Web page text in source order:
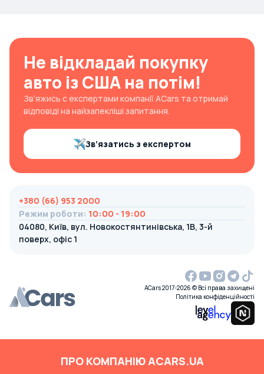
Не відкладай покупку
авто із США на потім!
Зв’яжись с експертами компанії ACars та отримай
відповіді на найзапекліші запитання.
Зв’язатись з експертом
+380 (66) 953 2000
Режим роботи: 10:00 - 19:00
04080, Київ, вул. Новокостянтинівська, 1В, 3-й
поверх, офіс 1
ACars 2017-2026 © Всі права захищені
Політика конфіденційності
ПРО КОМПАНІЮ ACARS.UA